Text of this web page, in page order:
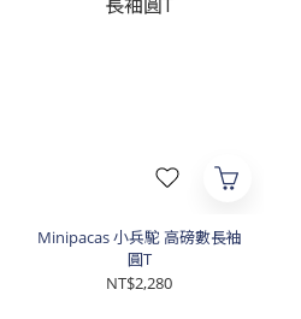
Minipacas 小兵駝 高磅數長袖
圓T
NT$2,280